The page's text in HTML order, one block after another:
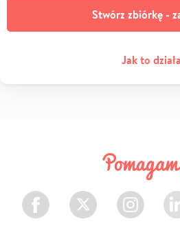
Stwórz zbiórkę -
Jak to
Facebook Twitter Instagram